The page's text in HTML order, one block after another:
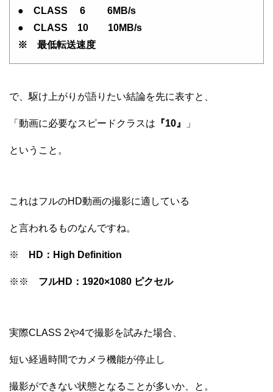
● CLASS 6 6MB/s
● CLASS 10 10MB/s
※ 最低転送速度
で、駆け上がりが語りたい結論を先に表すと、
「動画に必要なスピードクラスは 『10』 」
ということ。
これはフルのHD動画の撮影に適している
と言われるものなんですね。
※ HD：High Definition
※※ フルHD：1920×1080 ピクセル
実際CLASS 2や4で撮影を試みた場合、
短い経過時間でカメラ機能が停止し
撮影ができない状態となることが多いか、と。